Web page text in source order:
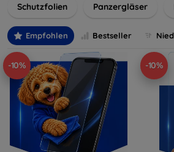
wertvolles Gerät mit unseren
digitales Erlebnis.
Schutzfolien Panzergläser
Empfohlen Bestseller
-10% -10%